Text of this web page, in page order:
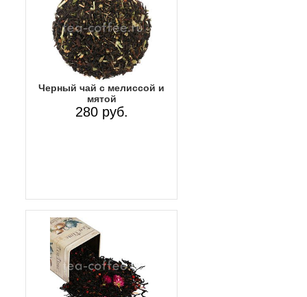
Черный чай с мелиссой и
мятой
280 руб.